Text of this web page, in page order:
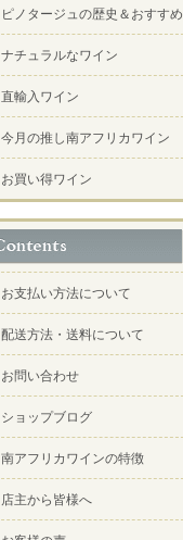
ピノタージュの歴史＆おすすめ
ナチュラルなワイン
直輸入ワイン
今月の推し南アフリカワイン
お買い得ワイン
お支払い方法について
配送方法・送料について
お問い合わせ
ショップブログ
南アフリカワインの特徴
店主から皆様へ